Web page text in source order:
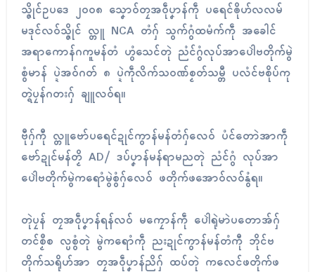
သ္ဇိုင်ဥပဒေ ၂၀၀၈ သၞောဝ်တၠအဝဵုပၞာန်ကဵု ပရေင်ၜိုဟ်လလမ်
မဒုင်လဝ်သ္ဇိုင် လ္တူ NCA တံဂှ် သွက်ဂွံထမံက်ကဵု အခေါင်
အရာကောန်ဂကူမန်တံ ဟွံသေင်တုဲ ညံင်ဂွံလုပ်အာပေါဲဗတိုက်မွဲ
စွံမာန် ပ္ဍဲအဝ်ဂတ် ၈ ပ္ဍဲကဵုလိက်သဝဏ်စၟတ်သမ္တီ ပလံင်ဗစိုပ်ကု
တ္ရဲပၠန်ဂတးဂှ် ချူလဝ်ရ။
ဗီုဂှ်ကီု လ္တူဗော်ပရေင်ဍုင်ကွာန်မန်တံဂှ်လေဝ် ပံင်တောဲအာကဵု
ဗော်ဍုင်မန်တၟိ AD/ ဒပ်ပၞာန်မန်ရာမညတုဲ ညံင်ဂွံ လုပ်အာ
ပေါဲဗတိုက်မွဲကရောံမွဲစွံဂှ်လေဝ် ဖတိုက်ဖအောဝ်လဝ်နွံရ။
တုဲပၠန် တၠအဝဵုပၞာန်ရန်လဝ် မကၠောန်ကဵု ပေါဲရုဲမာဲပတောအ်ဂှ်
တင်စၟဳစ လ္ပစွံတုဲ မွဲကရောံကဵု ညးဍုင်ကွာန်မန်တံကီု ဘိုင်ဗ
တိုက်သရိုဟ်အာ တၠအဝဵုပၞာန်ညိဂှ် ထပ်တုဲ ကလေင်ဖတိုက်ဖ